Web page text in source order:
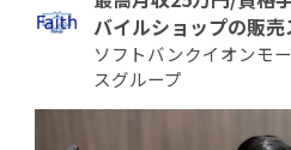
バイルショップの販売
ソフトバンクイオンモ
スグループ